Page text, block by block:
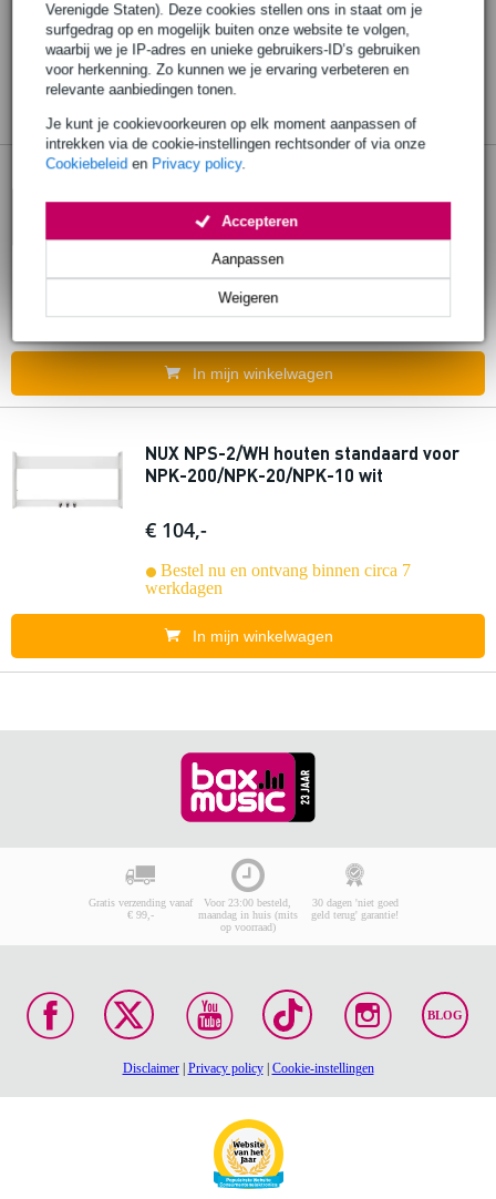
Verenigde Staten). Deze cookies stellen ons in staat om je
surfgedrag op en mogelijk buiten onze website te volgen,
waarbij we je IP-adres en unieke gebruikers-ID’s gebruiken
voor herkenning. Zo kunnen we je ervaring verbeteren en
relevante aanbiedingen tonen.
Je kunt je cookievoorkeuren op elk moment aanpassen of
intrekken via de cookie-instellingen rechtsonder of via onze
Cookiebeleid en Privacy policy.
Weigeren
Aanpassen
Accepteren
NPK-200/NPK-20/NPK-10 zwart
Bestel nu en ontvang binnen circa 7
In mijn winkelwagen
NUX NPS-2/WH houten standaard voor
NPK-200/NPK-20/NPK-10 wit
€ 104,-
Bestel nu en ontvang binnen circa 7
werkdagen
In mijn winkelwagen
Gratis verzending vanaf
€ 99,-
Voor 23:00 besteld,
maandag in huis (mits
op voorraad)
30 dagen 'niet goed
geld terug' garantie!
BLOG
Disclaimer| Privacy policy| Cookie-instellingen